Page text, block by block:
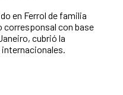
en Ferrol de familia
corresponsal con base
cubrió la